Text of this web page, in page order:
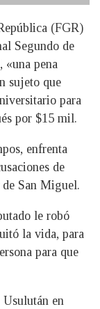
(FGR)
Segundo de
«una pena
sujeto que
para
por $15 mil.
enfrenta
de
San Miguel.
le robó
la vida, para
para que
Usulután en